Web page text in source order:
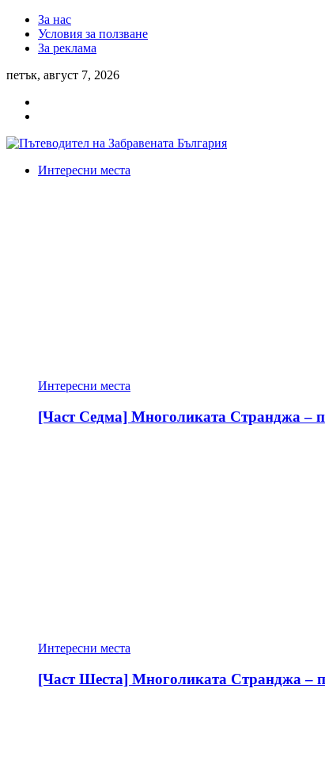
За нас
Условия за ползване
За реклама
петък, август 7, 2026
Интересни места
Интересни места
[Част Седма] Многоликата Странджа –
Интересни места
[Част Шеста] Многоликата Странджа –